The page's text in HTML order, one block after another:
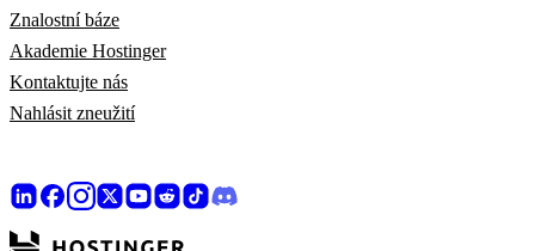
Znalostní báze
Akademie Hostinger
Kontaktujte nás
Nahlásit zneužití